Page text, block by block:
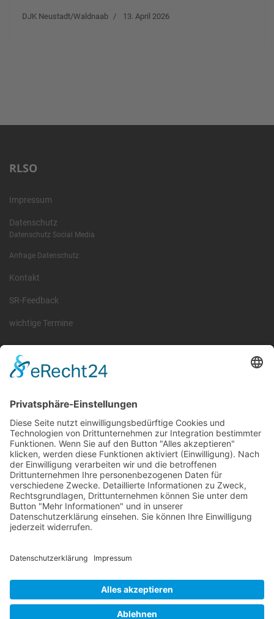
DJK Neustadt/Waldnaab 13. April 2026
RLSO
Impressum
Datenschutz
Datenschutz Social Media
Anfrage Datenschutz
Kontakt
SR-Feedback
wichtige Termine
Information
Sachsen und Thüringen. Er ist als eingetragener Verein tätig und
gleichzeitig Veranstalter der Spiele der Regionalliga in
verschiedenen Ligen.
Die RLSO ist jetzt auch erreichbar unter der Adresse
Wir betreiben ...